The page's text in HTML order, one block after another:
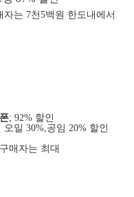
는 7천5백원 한도내에서
; 92% 할인
일 30%,공임 20% 할인
매자는 최대